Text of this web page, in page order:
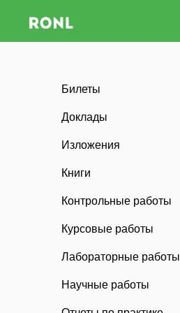
Билеты
Доклады
Изложения
Книги
Контрольные работы
Курсовые работы
Лабораторные работы
Научные работы